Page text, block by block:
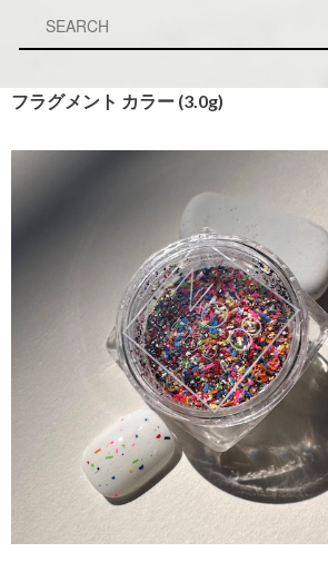
フラグメント カラー (3.0g)